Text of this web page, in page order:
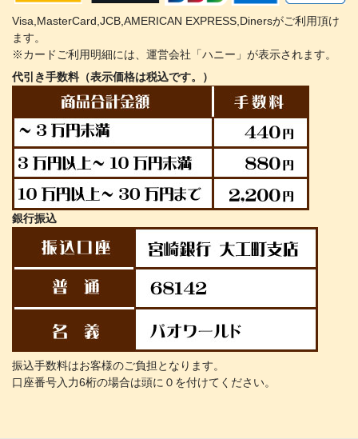
Visa,MasterCard,JCB,AMERICAN EXPRESS,Dinersがご利用頂け
ます。
※カードご利用明細には、運営会社「ハニー」が表示されます。
代引き手数料（表示価格は税込です。）
銀行振込
振込手数料はお客様のご負担となります。
口座番号入力6桁の場合は頭に０を付けてください。